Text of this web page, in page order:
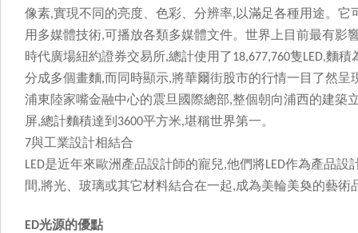
像素,實現不同的亮度、色彩、分辨率, 以滿足各種用途。
用多媒體技術,可播放各類多媒體文件。世界上目前最有影
時代廣場紐約證券交易所,總計使用了18,677,760隻LED,麵積
分成多個畫麵,而同時顯示,將華爾街股市的行情一目了然呈現
浦東陸家嘴金融中心的震旦國際總部,整個朝向浦西的建築
屏,總計麵積達到 3600平方米,堪稱世界第一。
7與工業設計相結合
LED是近年來歐洲產品設計師的寵兒,他們將LED作為產品設
間,將光、玻璃或其它材料結合在一起,成為美輪美奐的藝術品
ED光源的優點